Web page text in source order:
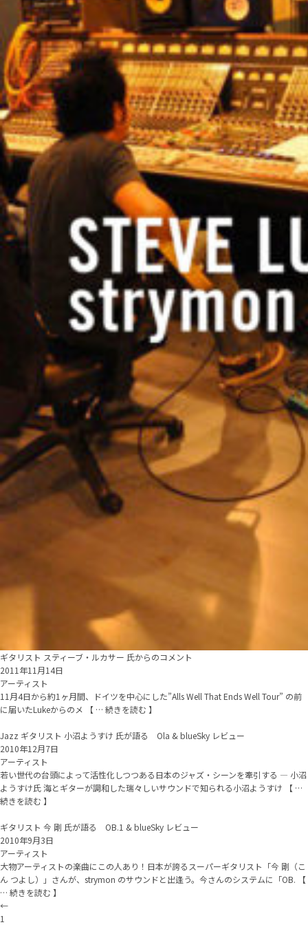
ギタリスト スティーブ・ルカサー 氏からのコメント
2011年11月14日
アーティスト
11月4日から約1ヶ月間、ドイツを中心にした”Alls Well That Ends Well Tour” の前
に届いたLukeからのメ 【 … 続きを読む 】
Jazz ギタリスト 小沼ようすけ 氏が語る Ola & blueSky レビュー
2010年12月7日
アーティスト
若い世代の台頭によって活性化しつつある日本のジャズ・シーンを牽引する — 小沼
ようすけ氏 海とギターが調和した瑞々しいサウンドで知られる小沼ようすけ 【 …
続きを読む 】
ギタリスト 今 剛 氏が語る OB.1 & blueSky レビュー
2010年9月3日
アーティスト
大物アーティストの楽曲にこの人あり！日本が誇るスーパーギタリスト「今 剛（こ
ん つよし）」さんが、strymon のサウンドと出逢う。今さんのシステムに「OB. 【
… 続きを読む 】
←
1